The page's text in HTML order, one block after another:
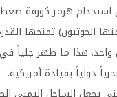
هرمز كورقة
الحوثيون) تمنحها
هذا ما ظهر جلياً في
دولياً بقيادة أمريكية.